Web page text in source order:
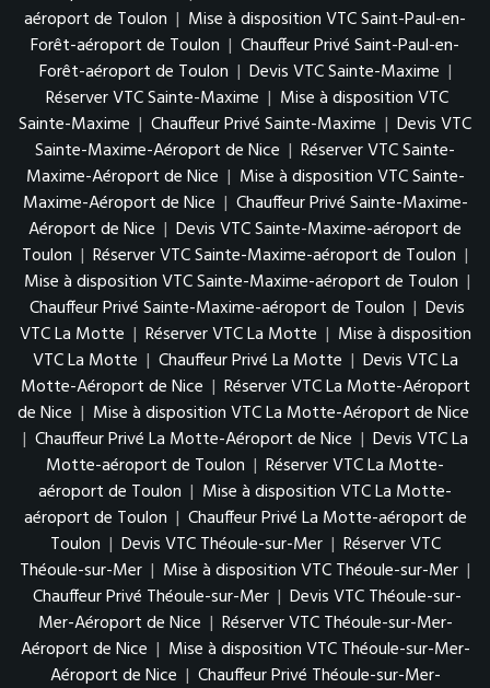
aéroport de Toulon | Mise à disposition VTC Saint-Paul-en-
Forêt-aéroport de Toulon | Chauffeur Privé Saint-Paul-en-
Forêt-aéroport de Toulon | Devis VTC Sainte-Maxime |
Réserver VTC Sainte-Maxime | Mise à disposition VTC
Sainte-Maxime | Chauffeur Privé Sainte-Maxime | Devis VTC
Sainte-Maxime-Aéroport de Nice | Réserver VTC Sainte-
Maxime-Aéroport de Nice | Mise à disposition VTC Sainte-
Maxime-Aéroport de Nice | Chauffeur Privé Sainte-Maxime-
Aéroport de Nice | Devis VTC Sainte-Maxime-aéroport de
Toulon | Réserver VTC Sainte-Maxime-aéroport de Toulon |
Mise à disposition VTC Sainte-Maxime-aéroport de Toulon |
Chauffeur Privé Sainte-Maxime-aéroport de Toulon | Devis
VTC La Motte | Réserver VTC La Motte | Mise à disposition
VTC La Motte | Chauffeur Privé La Motte | Devis VTC La
Motte-Aéroport de Nice | Réserver VTC La Motte-Aéroport
de Nice | Mise à disposition VTC La Motte-Aéroport de Nice
| Chauffeur Privé La Motte-Aéroport de Nice | Devis VTC La
Motte-aéroport de Toulon | Réserver VTC La Motte-
aéroport de Toulon | Mise à disposition VTC La Motte-
aéroport de Toulon | Chauffeur Privé La Motte-aéroport de
Toulon | Devis VTC Théoule-sur-Mer | Réserver VTC
Théoule-sur-Mer | Mise à disposition VTC Théoule-sur-Mer |
Chauffeur Privé Théoule-sur-Mer | Devis VTC Théoule-sur-
Mer-Aéroport de Nice | Réserver VTC Théoule-sur-Mer-
Aéroport de Nice | Mise à disposition VTC Théoule-sur-Mer-
Aéroport de Nice | Chauffeur Privé Théoule-sur-Mer-